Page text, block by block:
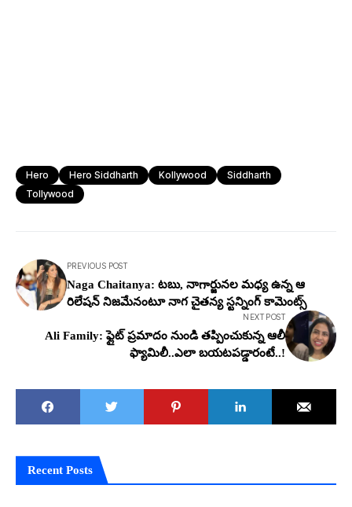
Hero Hero Siddharth Kollywood
Siddharth
Tollywood
PREVIOUS POST
Naga Chaitanya: టబు, నాగార్జున‌ల మ‌ధ్య ఉన్న ఆ
రిలేష‌న్ నిజ‌మేనంటూ నాగ చైత‌న్య స్ట‌న్నింగ్ కామెంట్స్
NEXT POST
Ali Family: ఫ్లైట్ ప్రమాదం నుండి త‌ప్పించుకున్న ఆలీ
ఫ్యామిలీ..ఎలా బ‌య‌ట‌ప‌డ్డారంటే..!
Recent Posts